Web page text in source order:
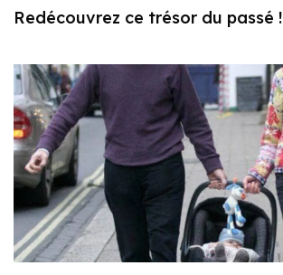
Redécouvrez ce trésor du passé !